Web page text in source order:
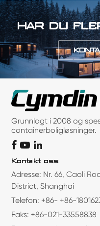
HAR DU
Grunnlagt i 2008 og
containerboligløsninger.
Kontakt oss
Adresse: Nr. 66, Caoli
District, Shanghai
Telefon: +86- +86-
Faks: +86-021-33558838